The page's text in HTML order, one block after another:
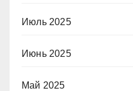
Июль 2025
Июнь 2025
Май 2025